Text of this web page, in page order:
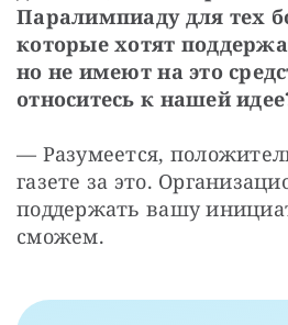
Паралимпиаду для тех
которые хотят
но не имеют на это
относитесь к нашей
— Разумеется,
газете за это.
поддержать вашу
сможем.